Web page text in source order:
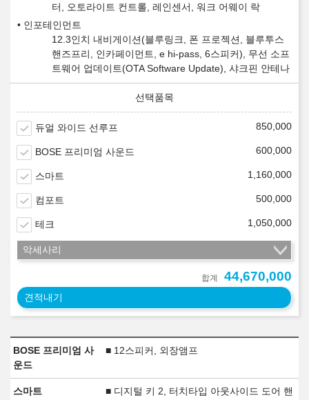
터, 오토라이트 컨트롤, 레인센서, 워크 어웨이 락
인포테인먼트
12.3인치 내비게이션(블루링크, 폰 프로젝션, 블루투스
핸즈프리, 인카페이먼트, e hi-pass, 6스피커), 무선 소프
트웨어 업데이트(OTA Software Update), 샤크핀 안테나
듀얼 와이드 선루프 850,000
BOSE 프리미엄 사운드 600,000
스마트 1,160,000
컴포트 500,000
테크 1,050,000
악세사리
합계 44,670,000
견적내기
BOSE 프리미엄 사
운드
■ 12스피커, 외장앰프
스마트
■ 디지털 키 2, 터치타입 아웃사이드 도어 핸